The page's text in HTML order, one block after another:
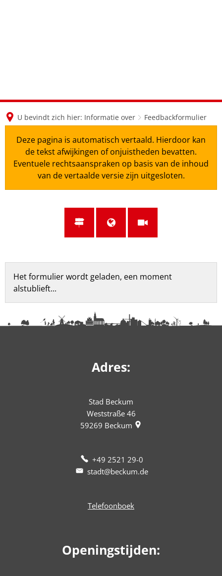
U bevindt zich hier: Informatie over Feedbackformulier
Deze pagina is automatisch vertaald. Hierdoor kan
de tekst afwijkingen of onjuistheden bevatten.
Eventuele rechtsaanspraken op basis van de inhoud
van de vertaalde versie zijn uitgesloten.
Feedbackformulier
Het formulier wordt geladen, een moment
alstublieft...
Adres:
Stad Beckum
Weststraße 46
59269 Beckum
+49 2521 29-0
stadt@beckum.de
Telefoonboek
Openingstijden: